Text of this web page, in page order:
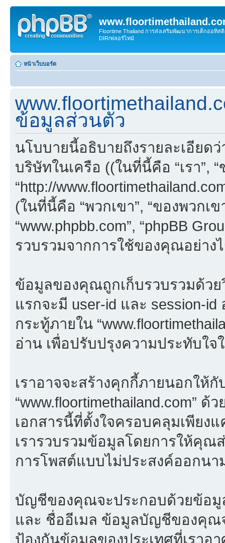
Floortime Thailand การส่งเสริมพัฒนาการเด็กออทิ
DIR/ฟลอร์ไทม์
หน้าเว็บบอร์ด
ข้อมูลส่วนตัว
นโบบายนี้อธิบายถึงรายละเอียดว่
บริษัทในเครือ ((ในที่นี้คือ “เรา”, “
“http://
(ในที่นี้คือ “พวกเขา”, “ของพวกเข
“www.phpbb.com”, “phpBB
รวบรวมจากการใช้ของคุณอย่าง
ข้อมูลของคุณถูกเก็บรวบรวมด้ว
แรกจะมี user-id และ session-
กระทู้ภายใน
อ่าน เพื่อปรับปรุงความประทับใ
เราอาจจะสร้างคุกกี้ภายนอกให้
“www.floortimethailand.com”
เอกสารนี้ที่ตั้งใจครอบคลุมเพียง
เรารวบรวมข้อมูลโดยการให้คุณ
การโพสต์แบบไม่ประสงค์ออกนา
บัญชีของคุณจะประกอบด้วยข้อมู
และ ชื่ออีเมล ข้อมูลบัญชีของคุณ
ป้องกันข้อมูลของประเทศที่เราอ